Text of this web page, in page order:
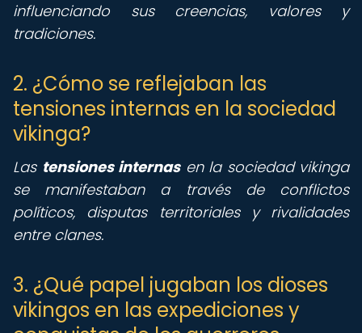
influenciando sus creencias, valores y
tradiciones.
2. ¿Cómo se reflejaban las
tensiones internas en la sociedad
vikinga?
Las tensiones internasen la sociedad vikinga
se manifestaban a través de conflictos
políticos, disputas territoriales y rivalidades
entre clanes.
3. ¿Qué papel jugaban los dioses
vikingos en las expediciones y